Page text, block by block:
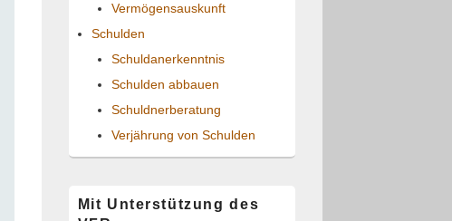
Vermögensauskunft
Schulden
Schuldanerkenntnis
Schulden abbauen
Schuldnerberatung
Verjährung von Schulden
Mit Unterstützung des